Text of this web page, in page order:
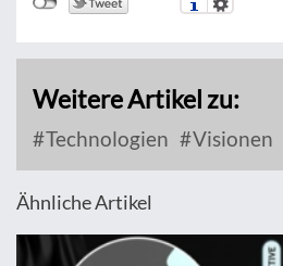
Weitere Artikel zu:
Technologien Visionen
Ähnliche Artikel